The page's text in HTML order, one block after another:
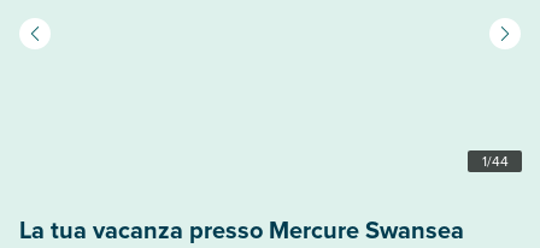
1/44
La tua vacanza presso Mercure Swansea